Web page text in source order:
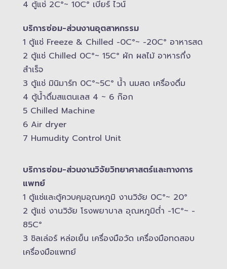
4 ตู้แช่ 2C°~ 10​C° เบียร์ ไวน์
บริการซ่อม-​ส่วนงานอุตสาหกรรม
1 ตู้แช่ Freeze &​ Chilled -​0C°~ -​20C° อาหารสด
2 ตู้แช่ Chilled​ 0C°~ 15C° ผัก ผลไม้ อาหารกึ่ง
สำเร็จ
3 ตู้แช่​ มินิมาร์ท 0C°~5C° น้ำ นมสด เครื่องดื่ม
4 ตู้น้ำดื่มสแตนเลส​ 4 ~ 6 ก๊อก
5 Chilled Mac​hine
6 Air dryer
7 Humudity Control Unit
บริการซ่อม-​ส่วนงานวิจัยวิทยาศาสตร์และทางการ
แพทย์
1 ตู้แช่และตู้ควบคุม​อุณหภูมิ​ งานวิจัย 0C°~ 20°
2 ตู้แช่ งานวิจัย โรงพยาบาล อุณหภูมิ​ต่ำ -​1C°~ -​
85C°
3 ชิลเล่อร์ หล่อเย็น เครื่องมือวัด เครื่องมือทดสอบ
เครื่องมือแพทย์